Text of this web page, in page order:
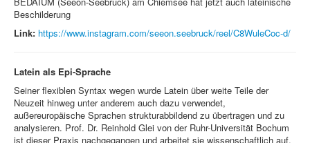
Beschilderung
Link: https://www.instagram.com/seeon.seebruck/reel/C8WuleCoc-d/
Latein als Epi-Sprache
Seiner flexiblen Syntax wegen wurde Latein über weite Teile der
Neuzeit hinweg unter anderem auch dazu verwendet,
außereuropäische Sprachen strukturabbildend zu übertragen und zu
analysieren. Prof. Dr. Reinhold Glei von der Ruhr-Universität Bochum
ist dieser Praxis nachgegangen und arbeitet sie wissenschaftlich auf.